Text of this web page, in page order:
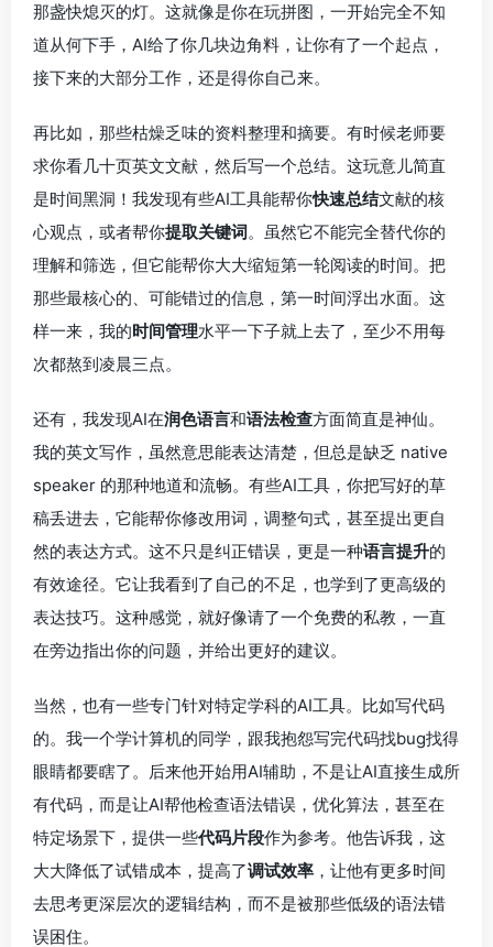
那盏快熄灭的灯。这就像是你在玩拼图，一开始完全不知
道从何下手，AI给了你几块边角料，让你有了一个起点，
接下来的大部分工作，还是得你自己来。
再比如，那些枯燥乏味的资料整理和摘要。有时候老师要
求你看几十页英文文献，然后写一个总结。这玩意儿简直
是时间黑洞！我发现有些AI工具能帮你快速总结文献的核
心观点，或者帮你提取关键词。虽然它不能完全替代你的
理解和筛选，但它能帮你大大缩短第一轮阅读的时间。把
那些最核心的、可能错过的信息，第一时间浮出水面。这
样一来，我的时间管理水平一下子就上去了，至少不用每
次都熬到凌晨三点。
还有，我发现AI在润色语言和语法检查方面简直是神仙。
我的英文写作，虽然意思能表达清楚，但总是缺乏 native
speaker 的那种地道和流畅。有些AI工具，你把写好的草
稿丢进去，它能帮你修改用词，调整句式，甚至提出更自
然的表达方式。这不只是纠正错误，更是一种语言提升的
有效途径。它让我看到了自己的不足，也学到了更高级的
表达技巧。这种感觉，就好像请了一个免费的私教，一直
在旁边指出你的问题，并给出更好的建议。
当然，也有一些专门针对特定学科的AI工具。比如写代码
的。我一个学计算机的同学，跟我抱怨写完代码找bug找得
眼睛都要瞎了。后来他开始用AI辅助，不是让AI直接生成所
有代码，而是让AI帮他检查语法错误，优化算法，甚至在
特定场景下，提供一些代码片段作为参考。他告诉我，这
大大降低了试错成本，提高了调试效率 ，让他有更多时间
去思考更深层次的逻辑结构，而不是被那些低级的语法错
误困住。